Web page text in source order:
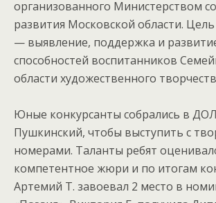
организованного Министерством
развития Московской области.
— выявление, поддержка и
способностей воспитанников
области художественного
Юные конкурсанты собрались в
Пушкинский, чтобы выступить с
номерами. Таланты ребят
компетентное жюри и по итогам
Артемий Т. завоевал 2 место в